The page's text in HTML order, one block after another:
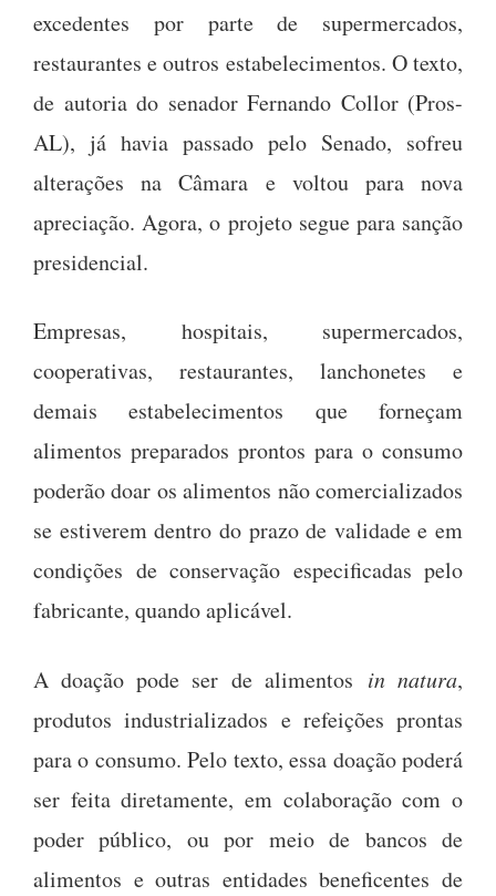
excedentes por parte de supermercados,
restaurantes e outros estabelecimentos. O texto,
de autoria do senador Fernando Collor (Pros-
AL), já havia passado pelo Senado, sofreu
alterações na Câmara e voltou para nova
apreciação. Agora, o projeto segue para sanção
presidencial.
Empresas, hospitais, supermercados,
cooperativas, restaurantes, lanchonetes e
demais estabelecimentos que forneçam
alimentos preparados prontos para o consumo
poderão doar os alimentos não comercializados
se estiverem dentro do prazo de validade e em
condições de conservação especificadas pelo
fabricante, quando aplicável.
A doação pode ser de alimentos in natura,
produtos industrializados e refeições prontas
para o consumo. Pelo texto, essa doação poderá
ser feita diretamente, em colaboração com o
poder público, ou por meio de bancos de
alimentos e outras entidades beneficentes de